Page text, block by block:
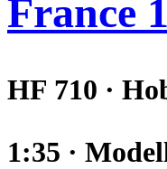
France
HF 710 ·
1:35 ·